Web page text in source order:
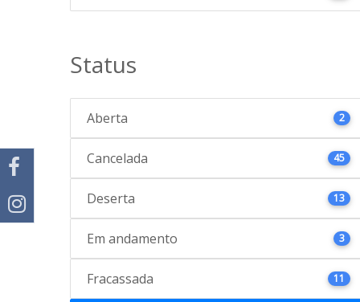
Status
Aberta 2
Cancelada 45
Deserta 13
Em andamento 3
Fracassada 11